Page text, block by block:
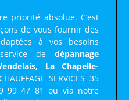
priorité absolue. C’est
de vous fournir des
à vos besoins
de dépannage
La Chapelle-
SERVICES 35
99 47 81 ou via notre